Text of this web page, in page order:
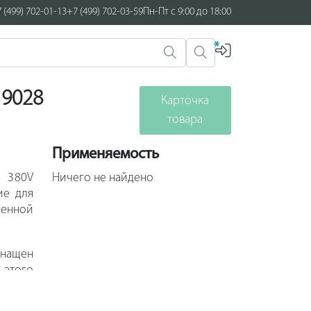
(499) 702-01-13+7 (499) 702-03-59Пн-Пт с 9:00 до 18:00
*
Карточка
товара
для
Применяемость
Ничего не найдено